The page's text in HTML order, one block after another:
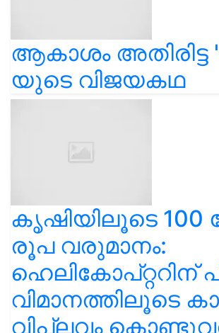
ആകാശം അതിരിട്ട
യുടെ വിജയകഥ
കൃഷിയിലൂടെ 100
രൂപ വരുമാനം:
ഹെലികോപ്റ്ററിന്
വിമാനത്തിലൂടെ
വിപ്ലവം